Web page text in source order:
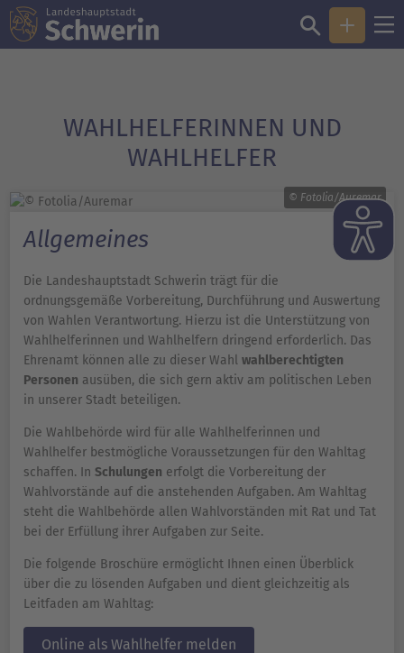
WAHLHELFERINNEN UND
WAHLHELFER
© Fotolia/Auremar
Allgemeines
Die Landeshauptstadt Schwerin trägt für die
ordnungsgemäße Vorbereitung, Durchführung und Auswertung
von Wahlen Verantwortung. Hierzu ist die Unterstützung von
Wahlhelferinnen und Wahlhelfern dringend erforderlich. Das
Ehrenamt können alle zu dieser Wahl wahlberechtigten
Personen ausüben, die sich gern aktiv am politischen Leben
in unserer Stadt beteiligen.
Die Wahlbehörde wird für alle Wahlhelferinnen und
Wahlhelfer bestmögliche Voraussetzungen für den Wahltag
schaffen. In Schulungen erfolgt die Vorbereitung der
Wahlvorstände auf die anstehenden Aufgaben. Am Wahltag
steht die Wahlbehörde allen Wahlvorständen mit Rat und Tat
bei der Erfüllung ihrer Aufgaben zur Seite.
Die folgende Broschüre ermöglicht Ihnen einen Überblick
über die zu lösenden Aufgaben und dient gleichzeitig als
Leitfaden am Wahltag:
Online als Wahlhelfer melden